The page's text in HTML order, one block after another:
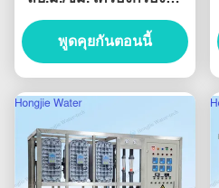
อุตสาหกรรม พร้อมหน่วย
UF+RO+EDI
พูดคุยกันตอนนี้